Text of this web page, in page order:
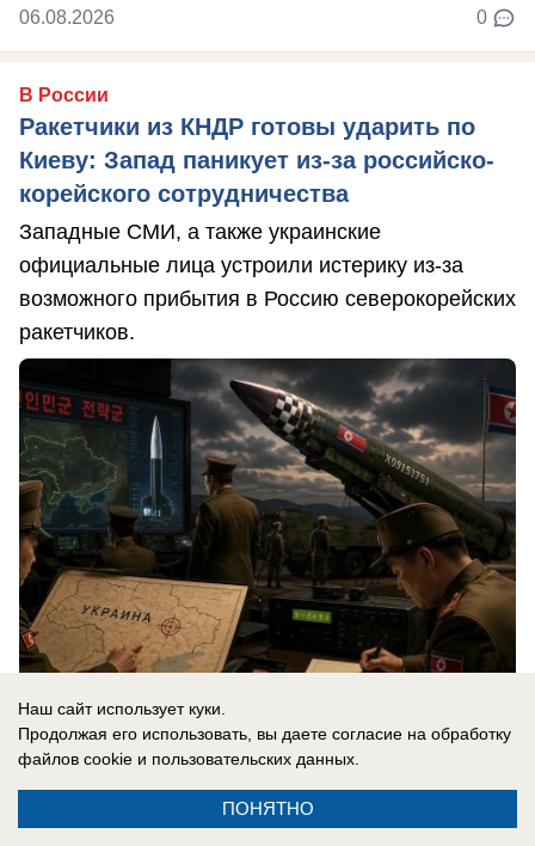
06.08.2026 0
В России
Ракетчики из КНДР готовы ударить по
Киеву: Запад паникует из-за российско-
корейского сотрудничества
Западные СМИ, а также украинские
официальные лица устроили истерику из-за
возможного прибытия в Россию северокорейских
ракетчиков.
06.08.2026
В России
Наш сайт использует куки.
Продолжая его использовать, вы даете согласие на обработку
файлов cookie и пользовательских данных.
ПОНЯТНО